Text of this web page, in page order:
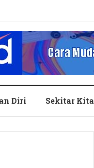
Diri Sekitar Kita